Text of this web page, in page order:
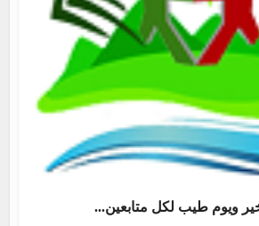
ويوم طيب لكل متابعين...